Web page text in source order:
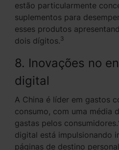
estão particularmente
suplementos para
esses produtos
dois dígitos.3
8. Inovações no
digital
A China é líder em gastos
consumo, com uma média
gastas pelos consumidores.
digital está impulsionando
páginas de destino